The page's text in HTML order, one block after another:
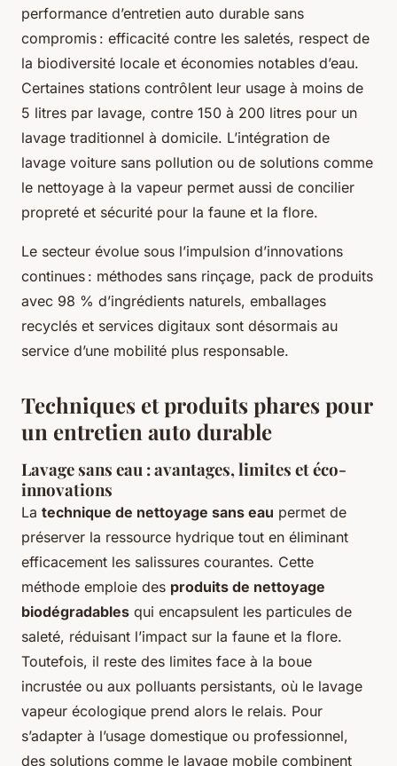
performance d’entretien auto durable sans
compromis : efficacité contre les saletés, respect de
la biodiversité locale et économies notables d’eau.
Certaines stations contrôlent leur usage à moins de
5 litres par lavage, contre 150 à 200 litres pour un
lavage traditionnel à domicile. L’intégration de
lavage voiture sans pollution ou de solutions comme
le nettoyage à la vapeur permet aussi de concilier
propreté et sécurité pour la faune et la flore.
Le secteur évolue sous l’impulsion d’innovations
continues : méthodes sans rinçage, pack de produits
avec 98 % d’ingrédients naturels, emballages
recyclés et services digitaux sont désormais au
service d’une mobilité plus responsable.
Techniques et produits phares pour
un entretien auto durable
Lavage sans eau : avantages, limites et éco-
innovations
La technique de nettoyage sans eau permet de
préserver la ressource hydrique tout en éliminant
efficacement les salissures courantes. Cette
méthode emploie des produits de nettoyage
biodégradables qui encapsulent les particules de
saleté, réduisant l’impact sur la faune et la flore.
Toutefois, il reste des limites face à la boue
incrustée ou aux polluants persistants, où le lavage
vapeur écologique prend alors le relais. Pour
s’adapter à l’usage domestique ou professionnel,
des solutions comme le lavage mobile combinent